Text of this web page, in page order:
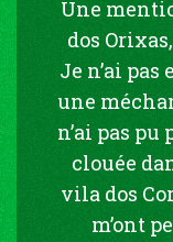
Une
dos
Je n’ai pas
une
n’ai pas
clouée
vila dos
m’ont